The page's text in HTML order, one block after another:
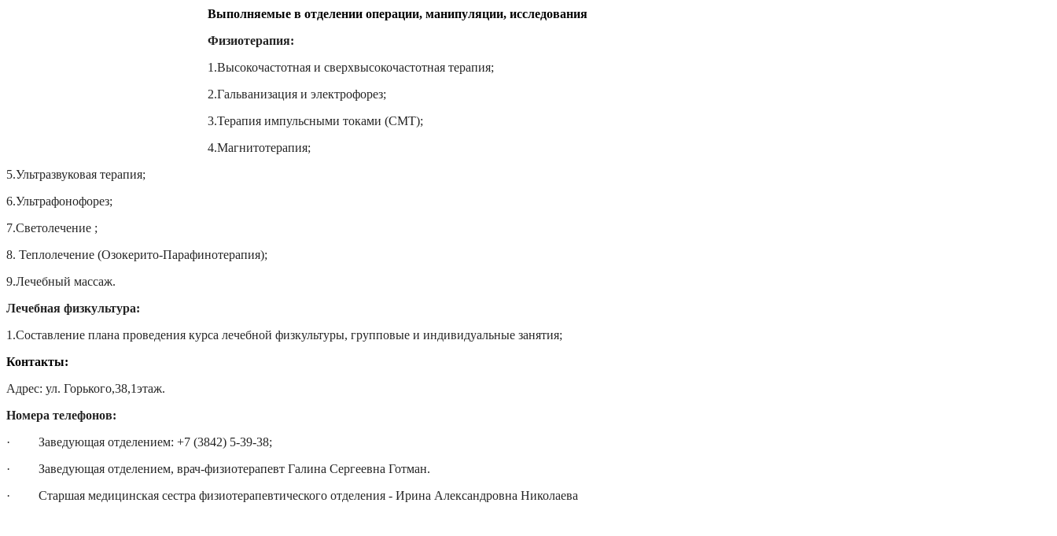
Выполняемые в отделении операции, манипуляции, исследования
Физиотерапия:
1.Высокочастотная и сверхвысокочастотная терапия;
2.Гальванизация и электрофорез;
3.Терапия импульсными токами (СМТ);
4.Магнитотерапия;
5.Ультразвуковая терапия;
6.Ультрафонофорез;
7.Светолечение ;
8. Теплолечение (Озокерито-Парафинотерапия);
9.Лечебный массаж.
Лечебная физкультура:
1.Составление плана проведения курса лечебной физкультуры, групповые и индивидуальные занятия;
Контакты:
Адрес: ул. Горького,38,1этаж.
Номера телефонов:
· Заведующая отделением: +7 (3842) 5-39-38;
· Заведующая отделением, врач-физиотерапевт Галина Сергеевна Готман.
· Старшая медицинская сестра физиотерапевтического отделения - Ирина Александровна Николаева